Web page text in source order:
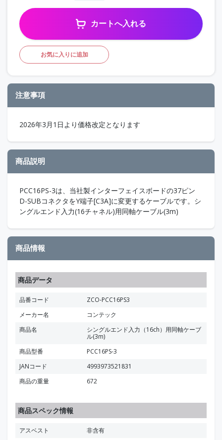
カートへ入れる
お気に入りに追加
注意事項
2026年3月1日より価格改定となります
商品説明
PCC16PS-3は、当社製インターフェイスボードの37ピン
D-SUBコネクタをY端子[C3A]に変更するケーブルです。シ
ングルエンド入力(16チャネル)用同軸ケーブル(3m)
商品情報
商品データ
品番コード
ZCO-PCC16PS3
メーカー名
コンテック
商品名
シングルエンド入力（16ch）用同軸ケーブ
ル(3m)
商品型番
PCC16PS-3
JANコード
4993973521831
商品の重量
672
商品スペック情報
アスベスト
非含有